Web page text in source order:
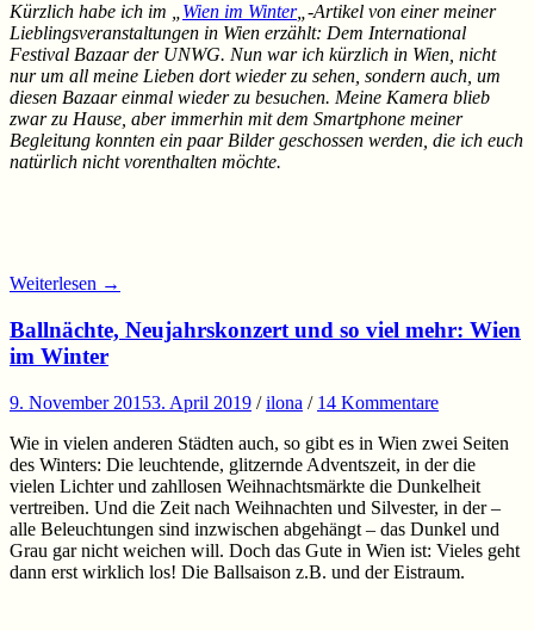
Kürzlich habe ich im „ Wien im Winter„-Artikel von einer meiner
Lieblingsveranstaltungen in Wien erzählt: Dem International
Festival Bazaar der UNWG. Nun war ich kürzlich in Wien, nicht
nur um all meine Lieben dort wieder zu sehen, sondern auch, um
diesen Bazaar einmal wieder zu besuchen. Meine Kamera blieb
zwar zu Hause, aber immerhin mit dem Smartphone meiner
Begleitung konnten ein paar Bilder geschossen werden, die ich euch
natürlich nicht vorenthalten möchte.
Weiterlesen →
Ballnächte, Neujahrskonzert und so viel mehr: Wien
im Winter
9. November 20153. April 2019 /ilona / 14 Kommentare
Wie in vielen anderen Städten auch, so gibt es in Wien zwei Seiten
des Winters: Die leuchtende, glitzernde Adventszeit, in der die
vielen Lichter und zahllosen Weihnachtsmärkte die Dunkelheit
vertreiben. Und die Zeit nach Weihnachten und Silvester, in der –
alle Beleuchtungen sind inzwischen abgehängt – das Dunkel und
Grau gar nicht weichen will. Doch das Gute in Wien ist: Vieles geht
dann erst wirklich los! Die Ballsaison z.B. und der Eistraum.